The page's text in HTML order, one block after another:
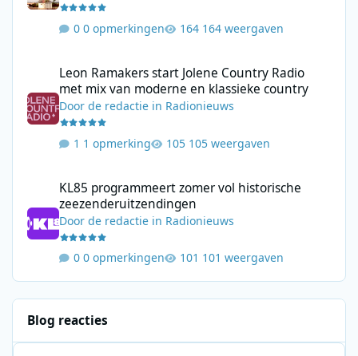
0 opmerkingen 164 weergaven
Leon Ramakers start Jolene Country Radio
met mix van moderne en klassieke country
Doorde redactie in Radionieuws
1 opmerking 105 weergaven
KL85 programmeert zomer vol historische
zeezenderuitzendingen
Doorde redactie in Radionieuws
0 opmerkingen 101 weergaven
Blog reacties